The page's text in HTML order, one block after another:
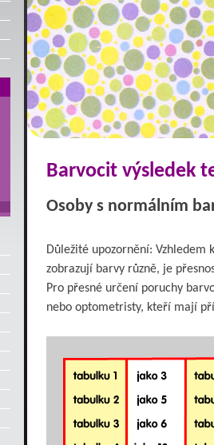
Barvocit výsledek
Osoby s normálním
Důležité upozornění: Vzhledem
zobrazují barvy různě, je
Pro přesné určení poruchy
nebo optometristy, kteří mají